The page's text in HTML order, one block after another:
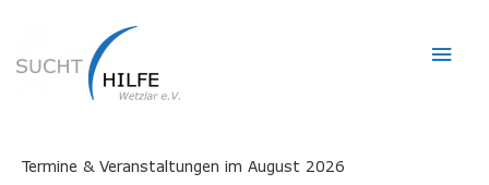
Termine & Veranstaltungen im August 2026